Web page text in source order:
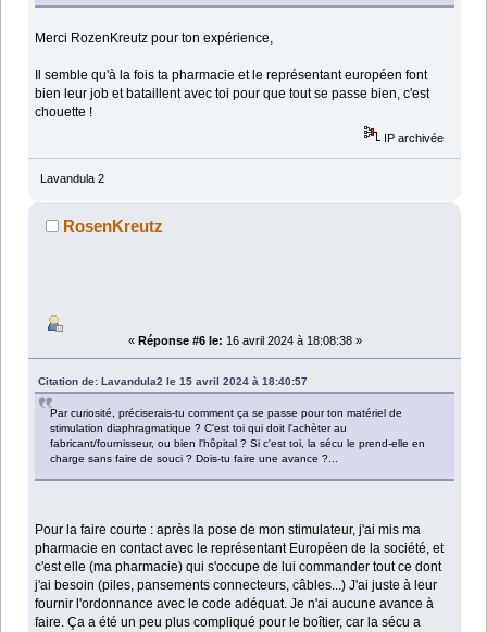
Merci RozenKreutz pour ton expérience,
Il semble qu'à la fois ta pharmacie et le représentant européen font
bien leur job et bataillent avec toi pour que tout se passe bien, c'est
chouette !
IP archivée
Lavandula 2
RosenKreutz
« Réponse #6 le: 16 avril 2024 à 18:08:38 »
Citation de: Lavandula2 le 15 avril 2024 à 18:40:57
Par curiosité, préciserais-tu comment ça se passe pour ton matériel de
stimulation diaphragmatique ? C'est toi qui doit l'achèter au
fabricant/fournisseur, ou bien l'hôpital ? Si c'est toi, la sécu le prend-elle en
charge sans faire de souci ? Dois-tu faire une avance ?...
Pour la faire courte : après la pose de mon stimulateur, j'ai mis ma
pharmacie en contact avec le représentant Européen de la société, et
c'est elle (ma pharmacie) qui s'occupe de lui commander tout ce dont
j'ai besoin (piles, pansements connecteurs, câbles...) J'ai juste à leur
fournir l'ordonnance avec le code adéquat. Je n'ai aucune avance à
faire. Ça a été un peu plus compliqué pour le boîtier, car la sécu a